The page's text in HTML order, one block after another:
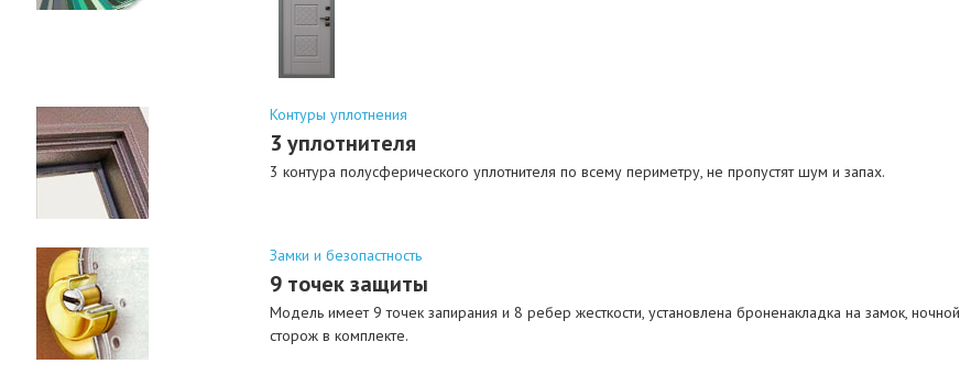
Контуры уплотнения
3 уплотнителя
3 контура полусферического уплотнителя по всему периметру, не пропустят шум и запах.
Замки и безопастность
9 точек защиты
Модель имеет 9 точек запирания и 8 ребер жесткости, установлена броненакладка на замок, ночной
сторож в комплекте.